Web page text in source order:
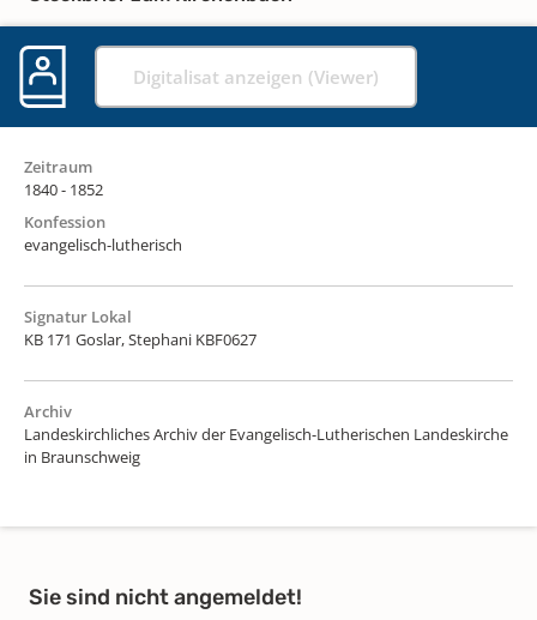
Digitalisat anzeigen (Viewer)
Zeitraum
1840 - 1852
Konfession
evangelisch-lutherisch
Signatur Lokal
KB 171 Goslar, Stephani KBF0627
Archiv
Landeskirchliches Archiv der Evangelisch-Lutherischen Landeskirche
in Braunschweig
Sie sind nicht angemeldet!